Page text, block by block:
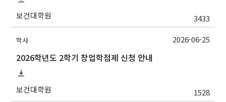
보건대학원 3433
학사
2026학년도 2학기 창업학점제 신청 안내
보건대학원 1528
2026-06-25